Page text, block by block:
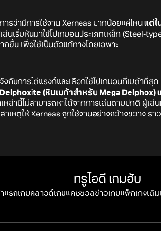
รว่ามีการใช้งาน Xerneas มากน้อยแค่ไหนแต่ใ
ล่นเริ่มหันมาใช้โปเกมอนประเภทเหล็ก (Steel-
ขึ้น เพื่อใช้เป็นตัวแก้ทางโดยเฉพาะ
กับการไต่แรงก์และเลือกใช้โปเกมอนที่เมต้าที่สุด
(หินเมก้าสำหรับ Mega Delphox)
หล่านี้ไม่สามารถหาได้จากการเล่นตามปกติ ผู้เ
าเหตุให้ Xerneas ถูกใช้งานอย่างกว้างขวาง รา
ทรูไอดี เกมฮับ
แรกเกมคลาวด์เกมแคชชวลข่าวเกมแพ็กเกจเติม